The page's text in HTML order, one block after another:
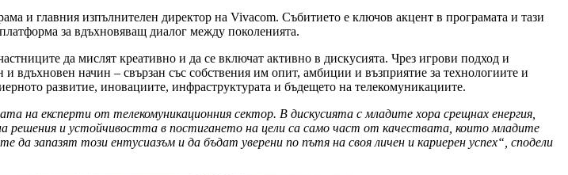
и главния изпълнителен директор на Vivacom. Събитието е ключов акцент в програмата и тази
за вдъхновяващ диалог между поколенията.
да мислят креативно и да се включат активно в дискусията. Чрез игрови подход и
вдъхновен начин – свързан със собствения им опит, амбиции и възприятие за технологиите и
развитие, иновациите, инфраструктурата и бъдещето на телекомуникациите.
на експерти от телекомуникационния сектор. В дискусията с младите хора срещнах енергия,
и устойчивостта в постигането на цели са само част от качествата, които младите
запазят този ентусиазъм и да бъдат уверени по пътя на своя личен и кариерен успех“, сподели